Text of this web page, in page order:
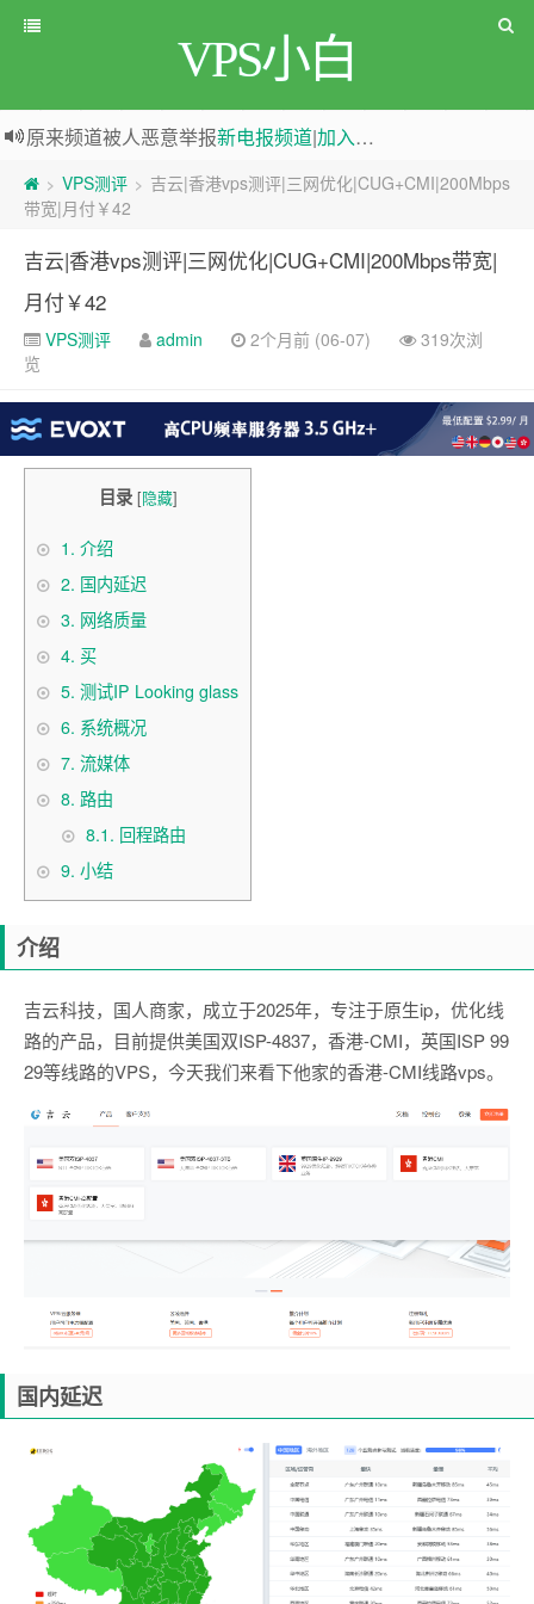
VPS小白
原来频道被人恶意举报新电报频道|加入电报群
greenwebpage|香港|日本|新加坡|美国等多地vps测评|移动直连|1Gbps带宽|年付€29
> VPS测评 > 吉云|香港vps测评|三网优化|CUG+CMI|200Mbps
带宽|月付￥42
吉云|香港vps测评|三网优化|CUG+CMI|200Mbps带宽|
月付￥42
VPS测评 admin 2个月前 (06-07)
319次浏
览
目录 [隐藏]
1. 介绍
2. 国内延迟
3. 网络质量
4. 买
5. 测试IP Looking glass
6. 系统概况
7. 流媒体
8. 路由
8.1. 回程路由
9. 小结
介绍
吉云科技，国人商家，成立于2025年，专注于原生ip，优化线
路的产品，目前提供美国双ISP-4837，香港-CMI，英国ISP 99
29等线路的VPS，今天我们来看下他家的香港-CMI线路vps。
国内延迟